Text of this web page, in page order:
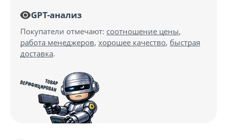
GPT-анализ
Покупатели отмечают: соотношение цены,
работа менеджеров, хорошее качество, быстрая
доставка.